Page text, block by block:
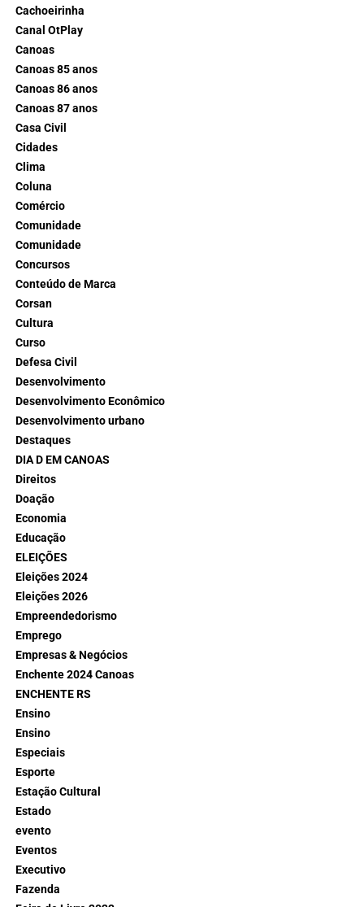
Cachoeirinha
Canal OtPlay
Canoas
Canoas 85 anos
Canoas 86 anos
Canoas 87 anos
Casa Civil
Cidades
Clima
Coluna
Comércio
Comunidade
Comunidade
Concursos
Conteúdo de Marca
Corsan
Cultura
Curso
Defesa Civil
Desenvolvimento
Desenvolvimento Econômico
Desenvolvimento urbano
Destaques
DIA D EM CANOAS
Direitos
Doação
Economia
Educação
ELEIÇÕES
Eleições 2024
Eleições 2026
Empreendedorismo
Emprego
Empresas & Negócios
Enchente 2024 Canoas
ENCHENTE RS
Ensino
Ensino
Especiais
Esporte
Estação Cultural
Estado
evento
Eventos
Executivo
Fazenda